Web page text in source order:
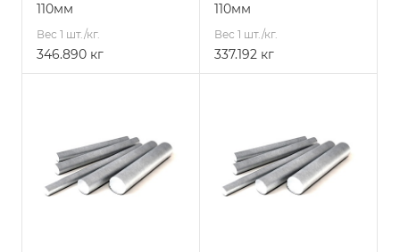
110мм
Вес 1 шт./кг.
346.890 кг
110мм
Вес 1 шт./кг.
337.192 кг